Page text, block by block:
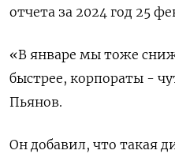
отчета за 2024 год 25
«В январе мы тоже
быстрее, корпораты -
Пьянов.
Он добавил, что такая